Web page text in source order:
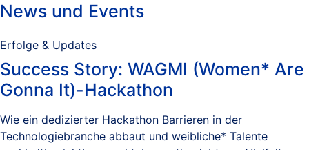
News und Events
Erfolge & Updates
Success Story: WAGMI (Women* Are
Gonna It)-Hackathon
Wie ein dedizierter Hackathon Barrieren in der
Technologiebranche abbaut und weibliche* Talente